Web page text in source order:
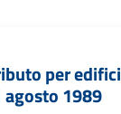
per edifici
1989